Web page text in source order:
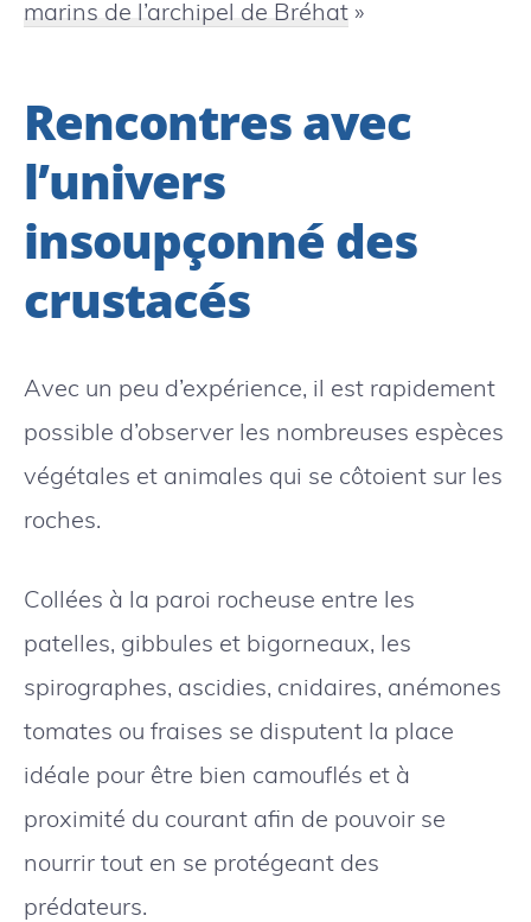
marins de l’archipel de Bréhat »
Rencontres avec
l’univers
insoupçonné des
crustacés
Avec un peu d’expérience, il est rapidement
possible d’observer les nombreuses espèces
végétales et animales qui se côtoient sur les
roches.
Collées à la paroi rocheuse entre les
patelles, gibbules et bigorneaux, les
spirographes, ascidies, cnidaires, anémones
tomates ou fraises se disputent la place
idéale pour être bien camouflés et à
proximité du courant afin de pouvoir se
nourrir tout en se protégeant des
prédateurs.